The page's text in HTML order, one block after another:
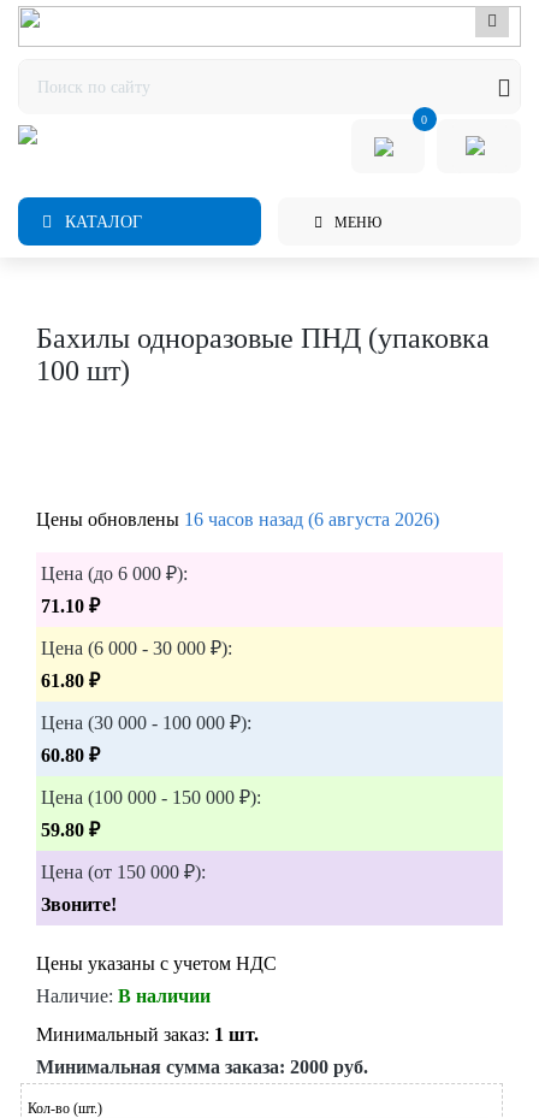
0
КАТАЛОГ МЕНЮ
Бахилы одноразовые ПНД (упаковка
100 шт)
Цены обновлены 16 часов назад (6 августа 2026)
Цена (до 6 000 ₽):
71.10 ₽
Цена (6 000 - 30 000 ₽):
61.80 ₽
Цена (30 000 - 100 000 ₽):
60.80 ₽
Цена (100 000 - 150 000 ₽):
59.80 ₽
Цена (от 150 000 ₽):
Звоните!
Цены указаны с учетом НДС
Наличие: В наличии
Минимальный заказ: 1 шт.
Минимальная сумма заказа: 2000 руб.
Кол-во (шт.)